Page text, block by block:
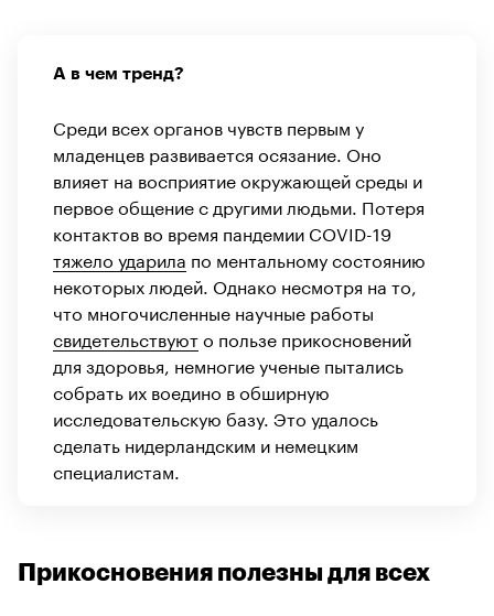
А в чем тренд?
Среди всех органов чувств первым у
младенцев развивается осязание. Оно
влияет на восприятие окружающей среды и
первое общение с другими людьми. Потеря
контактов во время пандемии COVID-19
тяжело ударила по ментальному состоянию
некоторых людей. Однако несмотря на то,
что многочисленные научные работы
свидетельствуюто пользе прикосновений
для здоровья, немногие ученые пытались
собрать их воедино в обширную
исследовательскую базу. Это удалось
сделать нидерландским и немецким
специалистам.
Прикосновения полезны для всех